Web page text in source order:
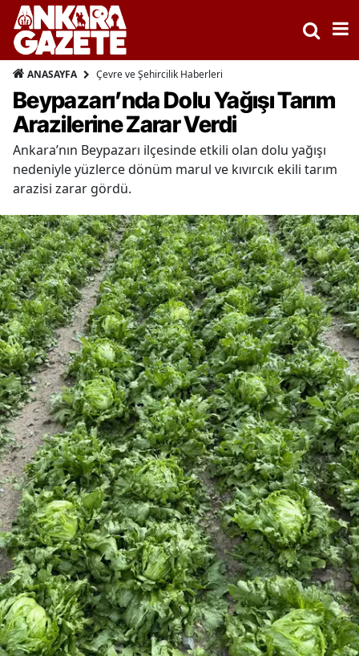
ANASAYFA Çevre ve Şehircilik Haberleri
Beypazarı’nda Dolu Yağışı Tarım
Arazilerine Zarar Verdi
Ankara’nın Beypazarı ilçesinde etkili olan dolu yağışı
nedeniyle yüzlerce dönüm marul ve kıvırcık ekili tarım
arazisi zarar gördü.